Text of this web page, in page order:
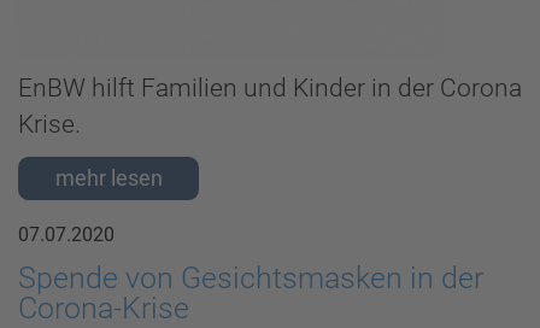
EnBW hilft Familien und Kinder in der Corona
Krise.
Spende von Gesichtsmasken in der
Corona-Krise
07.07.2020